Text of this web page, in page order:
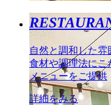
自然と調和した雰
食材や調理法にこ
メニューをご提供
詳細をみる